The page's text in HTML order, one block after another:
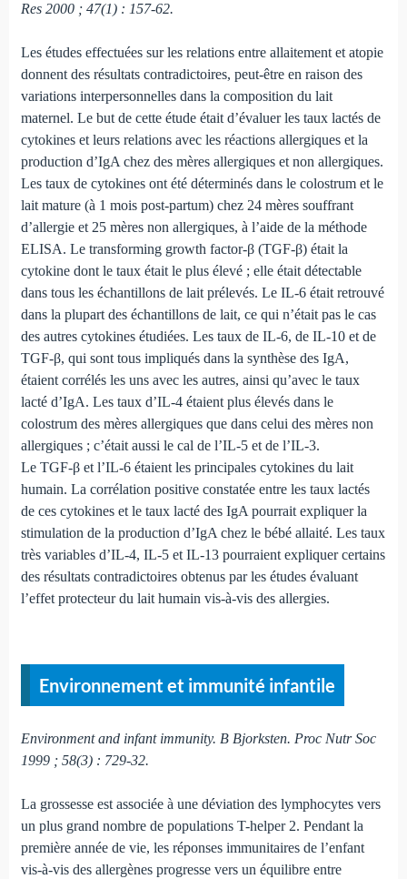
Res 2000 ; 47(1) : 157-62.
Les études effectuées sur les relations entre allaitement et atopie
donnent des résultats contradictoires, peut-être en raison des
variations interpersonnelles dans la composition du lait
maternel. Le but de cette étude était d’évaluer les taux lactés de
cytokines et leurs relations avec les réactions allergiques et la
production d’IgA chez des mères allergiques et non allergiques.
Les taux de cytokines ont été déterminés dans le colostrum et le
lait mature (à 1 mois post-partum) chez 24 mères souffrant
d’allergie et 25 mères non allergiques, à l’aide de la méthode
ELISA. Le transforming growth factor-β (TGF-β) était la
cytokine dont le taux était le plus élevé ; elle était détectable
dans tous les échantillons de lait prélevés. Le IL-6 était retrouvé
dans la plupart des échantillons de lait, ce qui n’était pas le cas
des autres cytokines étudiées. Les taux de IL-6, de IL-10 et de
TGF-β, qui sont tous impliqués dans la synthèse des IgA,
étaient corrélés les uns avec les autres, ainsi qu’avec le taux
lacté d’IgA. Les taux d’IL-4 étaient plus élevés dans le
colostrum des mères allergiques que dans celui des mères non
allergiques ; c’était aussi le cal de l’IL-5 et de l’IL-3.
Le TGF-β et l’IL-6 étaient les principales cytokines du lait
humain. La corrélation positive constatée entre les taux lactés
de ces cytokines et le taux lacté des IgA pourrait expliquer la
stimulation de la production d’IgA chez le bébé allaité. Les taux
très variables d’IL-4, IL-5 et IL-13 pourraient expliquer certains
des résultats contradictoires obtenus par les études évaluant
l’effet protecteur du lait humain vis-à-vis des allergies.
Environnement et immunité infantile
Environment and infant immunity. B Bjorksten. Proc Nutr Soc
1999 ; 58(3) : 729-32.
La grossesse est associée à une déviation des lymphocytes vers
un plus grand nombre de populations T-helper 2. Pendant la
première année de vie, les réponses immunitaires de l’enfant
vis-à-vis des allergènes progresse vers un équilibre entre